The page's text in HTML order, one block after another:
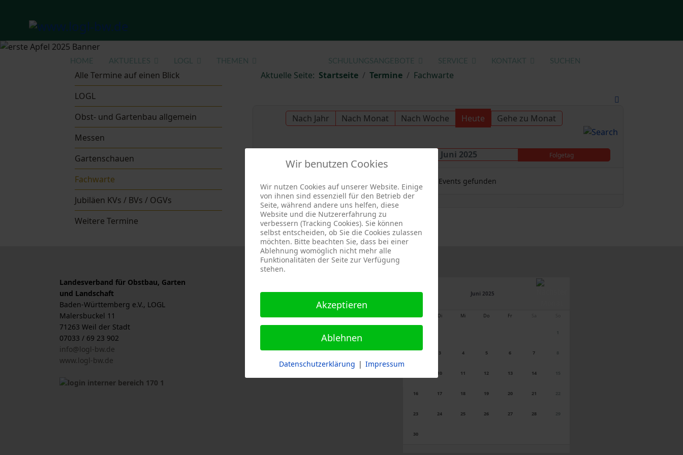
HOME AKTUELLES LOGL THEMEN SCHULUNGSANGEBOTE SERVICE KONTAKT SUCHEN
Alle Termine auf einen Blick
LOGL
Obst- und Gartenbau allgemein
Messen
Gartenschauen
Fachwarte
Jubiläen KVs / BVs / OGVs
Weitere Termine
Aktuelle Seite: Startseite Termine Fachwarte
Nach Jahr Nach Monat Nach Woche Heute Gehe zu Monat
Samstag, 07. Juni 2025 Folgetag
Es wurden keine Events gefunden
Landesverband für Obstbau, Garten
und Landschaft
Baden-Württemberg e.V., LOGL
Malersbuckel 11
71263 Weil der Stadt
07033 / 69 23 902
info@logl-bw.de
www.logl-bw.de
Juni 2025
Di Mi Do Fr
1
2 3 4 5 6 7 8
10 11 12 13 14 15
16 17 18 19 20 21 22
23 24 25 26 27 28 29
30
Wir benutzen Cookies
Wir nutzen Cookies auf unserer Website. Einige
von ihnen sind essenziell für den Betrieb der
Seite, während andere uns helfen, diese
Website und die Nutzererfahrung zu
verbessern (Tracking Cookies). Sie können
selbst entscheiden, ob Sie die Cookies zulassen
möchten. Bitte beachten Sie, dass bei einer
Ablehnung womöglich nicht mehr alle
Funktionalitäten der Seite zur Verfügung
stehen.
Akzeptieren
Ablehnen
Datenschutzerklärung | Impressum